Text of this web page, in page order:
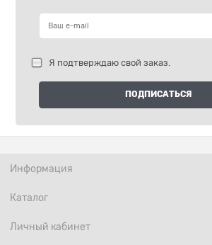
Я подтверждаю свой заказ.
Информация
Каталог
Личный кабинет